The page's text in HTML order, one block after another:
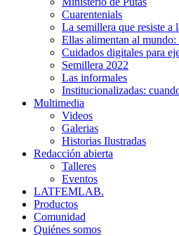
Cuarentenials
La semillera que resiste a
Ellas alimentan al mundo:
Cuidados digitales para
Semillera 2022
Las informales
Institucionalizadas:
Multimedia
Videos
Galerias
Historias Ilustradas
Redacción abierta
Talleres
Eventos
LATFEMLAB.
Productos
Comunidad
Quiénes somos